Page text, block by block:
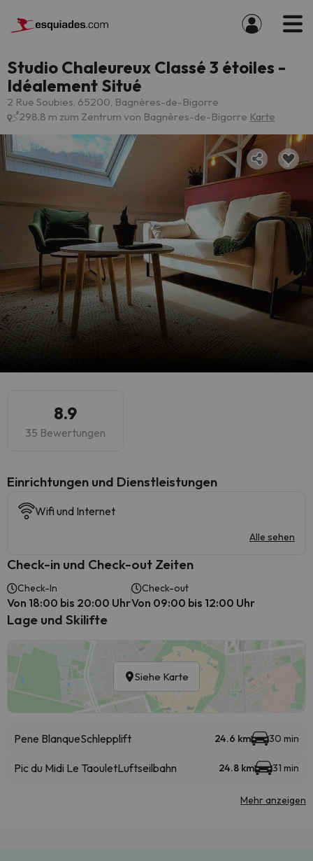
Studio Chaleureux Classé 3 étoiles -
Idéalement Situé
2 Rue Soubies, 65200, Bagnères-de-Bigorre
298.8 m zum Zentrum von Bagnères-de-Bigorre Karte
8.9
35 Bewertungen
​Einrichtungen und Dienstleistungen
Wifi und Internet
Alle sehen
Check-in und Check-out Zeiten
Check-In
Von 18:00 bis 20:00 Uhr
Check-out
Von 09:00 bis 12:00 Uhr
Lage und Skilifte
Siehe Karte
Pene BlanqueSchlepplift 24.6 km 30 min
Pic du Midi Le TaouletLuftseilbahn 24.8 km 31 min
Mehr anzeigen